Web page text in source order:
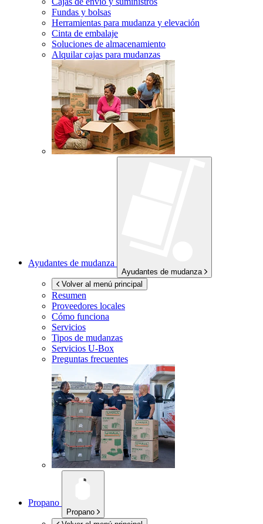
Fundas y bolsas
Herramientas para mudanza y elevación
Cinta de embalaje
Soluciones de almacenamiento
Alquilar cajas para mudanzas
Ayudantes de mudanza
Ayudantes de mudanza
Volver al menú principal
Resumen
Proveedores locales
Cómo funciona
Servicios
Tipos de mudanzas
Servicios U-Box
Preguntas frecuentes
Propano
Propano